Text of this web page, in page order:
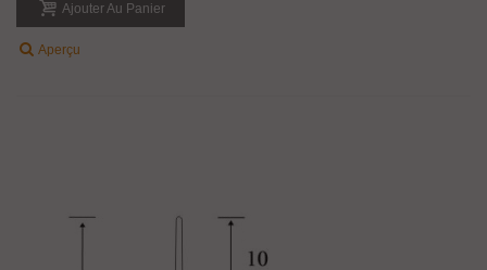
Ajouter Au Panier
Aperçu